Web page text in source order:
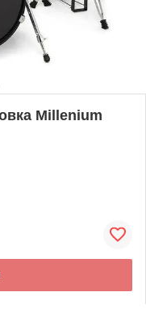
Millenium